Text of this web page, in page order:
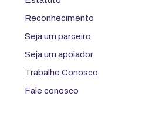
Reconhecimento
Seja um parceiro
Seja um apoiador
Trabalhe Conosco
Fale conosco